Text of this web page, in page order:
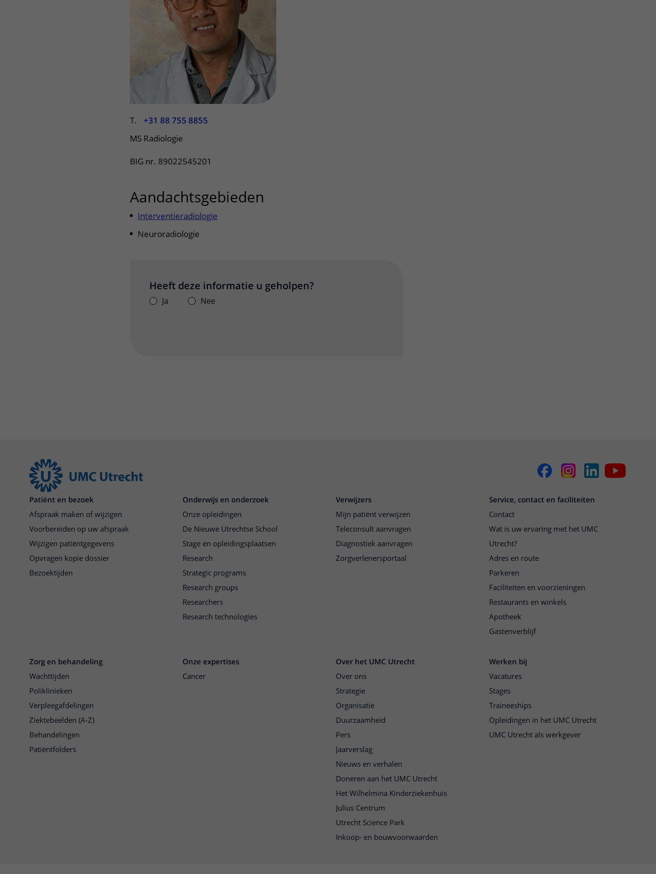
Bezoektijden
Wijzigen patiëntgegevens
T.
+31 88 755 8855
MS Radiologie
BIG nr. 89022545201
Aandachtsgebieden
Interventieradiologie
Neuroradiologie
Heeft deze informatie u geholpen?
Ja Nee
Patiënt en bezoek
Afspraak maken of wijzigen
Voorbereiden op uw afspraak
Wijzigen patiëntgegevens
Opvragen kopie dossier
Bezoektijden
Onderwijs en onderzoek
Onze opleidingen
De Nieuwe Utrechtse School
Stage en opleidingsplaatsen
Research
Strategic programs
Research groups
Researchers
Research technologies
Verwijzers
Mijn patiënt verwijzen
Teleconsult aanvragen
Diagnostiek aanvragen
Zorgverlenersportaal
Service, contact en faciliteiten
Contact
Wat is uw ervaring met het UMC
Utrecht?
Adres en route
Parkeren
Faciliteiten en voorzieningen
Restaurants en winkels
Apotheek
Gastenverblijf
Zorg en behandeling
Wachttijden
Poliklinieken
Verpleegafdelingen
Ziektebeelden (A-Z)
Behandelingen
Patiëntfolders
Onze expertises
Cancer
Over het UMC Utrecht
Over ons
Strategie
Organisatie
Duurzaamheid
Pers
Jaarverslag
Nieuws en verhalen
Doneren aan het UMC Utrecht
Het Wilhelmina Kinderziekenhuis
Julius Centrum
Utrecht Science Park
Inkoop- en bouwvoorwaarden
Werken bij
Vacatures
Stages
Traineeships
Opleidingen in het UMC Utrecht
UMC Utrecht als werkgever